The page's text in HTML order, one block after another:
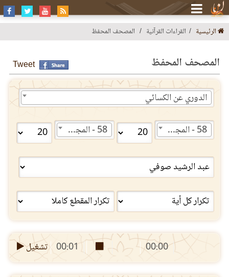
الرئيسية القراءات القرآنية المصحف المحفظ
المصحف المحفظ Tweet
الدوري عن الكسائي
58 - المجادلة 58 - المجادلة
00:00
00:01 تشغيل